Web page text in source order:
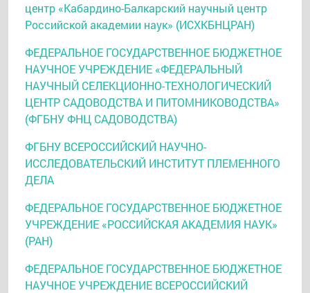
центр «Кабардино-Балкарский научный центр
Российской академии наук» (ИСХКБНЦРАН)
ФЕДЕРАЛЬНОЕ ГОСУДАРСТВЕННОЕ БЮДЖЕТНОЕ
НАУЧНОЕ УЧРЕЖДЕНИЕ «ФЕДЕРАЛЬНЫЙ
НАУЧНЫЙ СЕЛЕКЦИОННО-ТЕХНОЛОГИЧЕСКИЙ
ЦЕНТР САДОВОДСТВА И ПИТОМНИКОВОДСТВА»
(ФГБНУ ФНЦ САДОВОДСТВА)
ФГБНУ ВСЕРОССИЙСКИЙ НАУЧНО-
ИССЛЕДОВАТЕЛЬСКИЙ ИНСТИТУТ ПЛЕМЕННОГО
ДЕЛА
ФЕДЕРАЛЬНОЕ ГОСУДАРСТВЕННОЕ БЮДЖЕТНОЕ
УЧРЕЖДЕНИЕ «РОССИЙСКАЯ АКАДЕМИЯ НАУК»
(РАН)
ФЕДЕРАЛЬНОЕ ГОСУДАРСТВЕННОЕ БЮДЖЕТНОЕ
НАУЧНОЕ УЧРЕЖДЕНИЕ ВСЕРОССИЙСКИЙ